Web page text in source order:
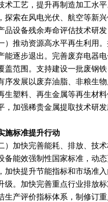
术工艺，提升再制造加工水
探索在风电光伏、航空等新
品设备残余寿命评估技术研
推动资源高水平再生利用。
能逐步退出。完善废弃电器
盖范围。支持建设一批废钢
序发展以废弃油脂、非粮生
生塑料、再生金属等再生材
，加强稀贵金属提取技术研
标准提升行动
加快完善能耗、排放、技术
备能效强制性国家标准，动
加快提升节能指标和市场准
级。加快完善重点行业排放
生产评价指标体系，制修订